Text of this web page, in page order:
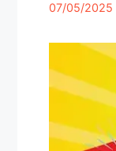
07/05/2025